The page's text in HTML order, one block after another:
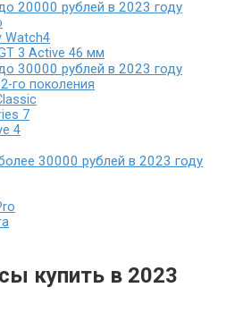
20000 рублей в 2023 году
Watch4
3 Active 46 мм
30000 рублей в 2023 году
го поколения
7
4
30000 рублей в 2023 году
купить в 2023